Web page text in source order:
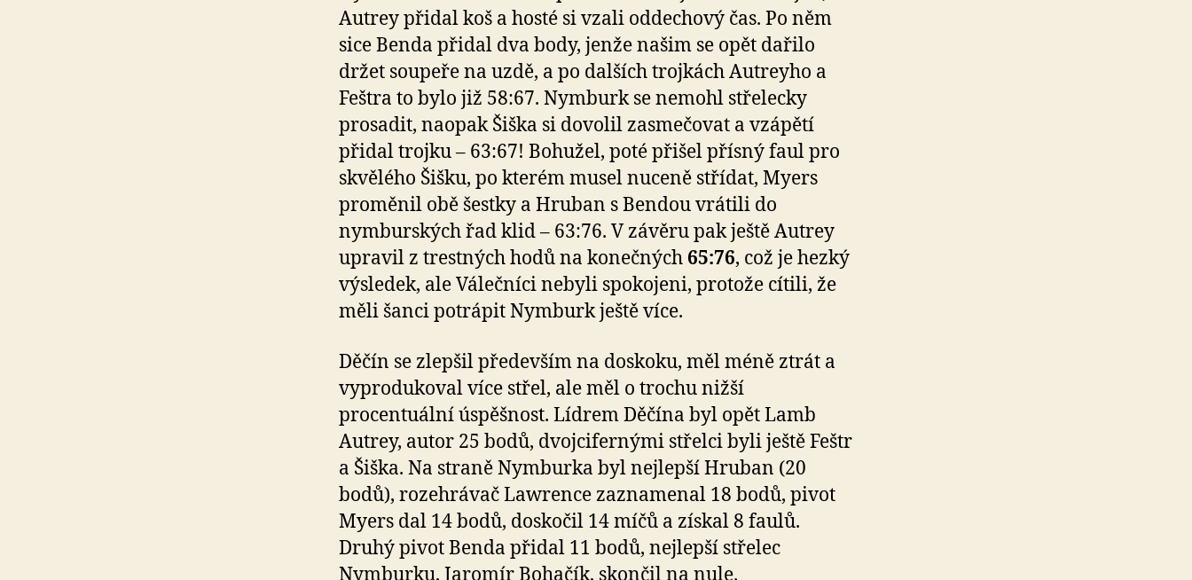
Autrey přidal koš a hosté si vzali oddechový čas. Po něm
sice Benda přidal dva body, jenže našim se opět dařilo
držet soupeře na uzdě, a po dalších trojkách Autreyho a
Feštra to bylo již 58:67. Nymburk se nemohl střelecky
prosadit, naopak Šiška si dovolil zasmečovat a vzápětí
přidal trojku – 63:67! Bohužel, poté přišel přísný faul pro
skvělého Šišku, po kterém musel nuceně střídat, Myers
proměnil obě šestky a Hruban s Bendou vrátili do
nymburských řad klid – 63:76. V závěru pak ještě Autrey
upravil z trestných hodů na konečných 65:76, což je hezký
výsledek, ale Válečníci nebyli spokojeni, protože cítili, že
měli šanci potrápit Nymburk ještě více.
Děčín se zlepšil především na doskoku, měl méně ztrát a
vyprodukoval více střel, ale měl o trochu nižší
procentuální úspěšnost. Lídrem Děčína byl opět Lamb
Autrey, autor 25 bodů, dvojcifernými střelci byli ještě Feštr
a Šiška. Na straně Nymburka byl nejlepší Hruban (20
bodů), rozehrávač Lawrence zaznamenal 18 bodů, pivot
Myers dal 14 bodů, doskočil 14 míčů a získal 8 faulů.
Druhý pivot Benda přidal 11 bodů, nejlepší střelec
Nymburku, Jaromír Bohačík, skončil na nule.